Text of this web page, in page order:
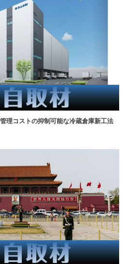
理コストの抑制可能な冷蔵倉庫新工法